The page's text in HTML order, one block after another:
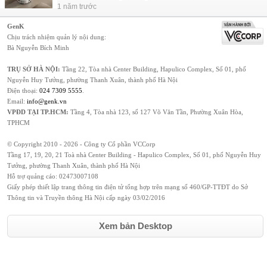
1 năm trước
GenK
Chịu trách nhiệm quản lý nội dung:
Bà Nguyễn Bích Minh
TRỤ SỞ HÀ NỘI: Tầng 22, Tòa nhà Center Building, Hapulico Complex, Số 01, phố
Nguyễn Huy Tưởng, phường Thanh Xuân, thành phố Hà Nội
Điện thoại: 024 7309 5555
Email: info@genk.vn
VPĐD TẠI TP.HCM: Tầng 4, Tòa nhà 123, số 127 Võ Văn Tần, Phường Xuân Hòa,
TPHCM
© Copyright 2010 - 2026 - Công ty Cổ phần VCCorp
Tầng 17, 19, 20, 21 Toà nhà Center Building - Hapulico Complex, Số 01, phố Nguyễn Huy
Tưởng, phường Thanh Xuân, thành phố Hà Nội
Hỗ trợ quảng cáo: 02473007108
Giấy phép thiết lập trang thông tin điện tử tổng hợp trên mạng số 460/GP-TTĐT do Sở
Thông tin và Truyền thông Hà Nội cấp ngày 03/02/2016
Xem bản Desktop